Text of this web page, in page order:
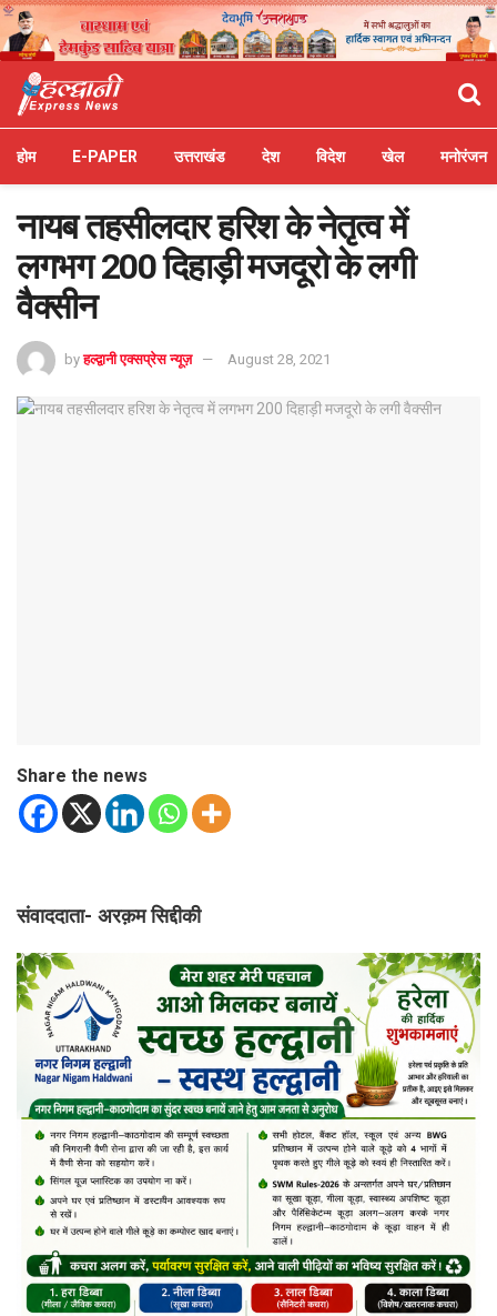
होम E-PAPER उत्तराखंड देश विदेश खेल मनोरंजन
नायब तहसीलदार हरिश के नेतृत्व में
लगभग 200 दिहाड़ी मजदूरो के लगी
वैक्सीन
by हल्द्वानी एक्सप्रेस न्यूज़ August 28, 2021
Share the news
संवाददाता- अरक़म सिद्दीकी